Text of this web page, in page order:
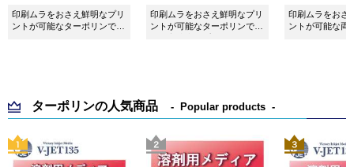
印刷ムラをおさえ鮮明なプリ
ントが可能なターポリンで
印刷ムラをおさえ鮮明なプリ
ントが可能なターポリンで
印刷ムラをおさ
ントが可能な両
ターポリンの人気商品 Popular products